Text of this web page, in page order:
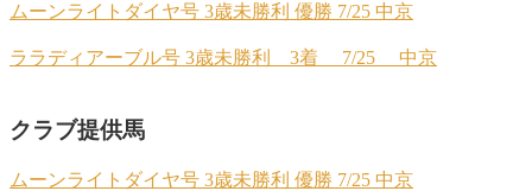
ムーンライトダイヤ号 3歳未勝利 優勝 7/25 中京
ララディアーブル号 3歳未勝利 3着 7/25 中京
クラブ提供馬
ムーンライトダイヤ号 3歳未勝利 優勝 7/25 中京